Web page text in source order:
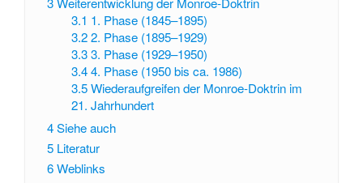
3.1 1. Phase (1845–1895)
3.2 2. Phase (1895–1929)
3.3 3. Phase (1929–1950)
3.4 4. Phase (1950 bis ca. 1986)
3.5 Wiederaufgreifen der Monroe-Doktrin im
21. Jahrhundert
4Siehe auch
5 Literatur
6Weblinks